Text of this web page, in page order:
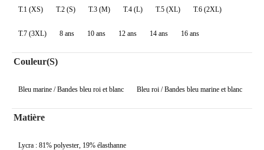
34,50€
T.1 (XS) T.2 (S) T.3 (M) T.4 (L) T.5 (XL) T.6 (2XL)
T.7 (3XL) 8 ans 10 ans 12 ans 14 ans 16 ans
Couleur(s)
Bleu marine / Bandes bleu roi et blanc Bleu roi / Bandes bleu marine et blanc
Matière
Lycra : 81% polyester, 19% élasthanne